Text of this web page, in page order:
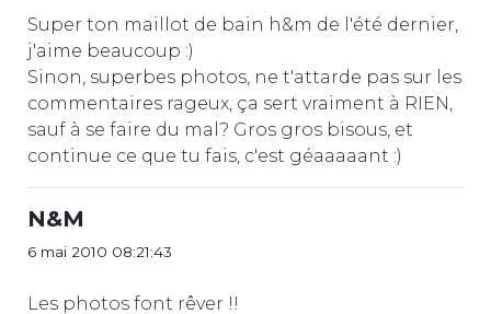
Super ton maillot de bain h&m de l'été dernier,
j'aime beaucoup :)
Sinon, superbes photos, ne t'attarde pas sur les
commentaires rageux, ça sert vraiment à RIEN,
sauf à se faire du mal? Gros gros bisous, et
continue ce que tu fais, c'est géaaaaant :)
N&M
6 mai 2010 08:21:43
Les photos font rêver !!